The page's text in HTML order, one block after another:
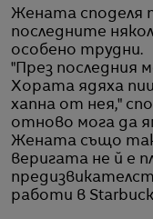
Жената споделя
последните
особено трудни.
"През последния
Хората ядяха
хапна от нея,"
отново мога да
Жената също
веригата не й е
работи в